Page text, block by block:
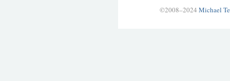
©2008–2024 Michael